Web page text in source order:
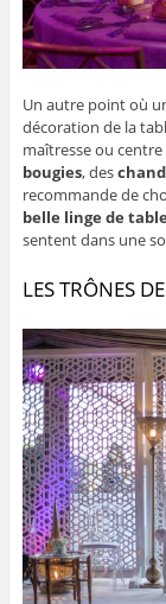
Un autre point où
décoration de la
maîtresse ou
bougies, des
recommande de
belle linge de table
sentent dans une
LES TRÔNES